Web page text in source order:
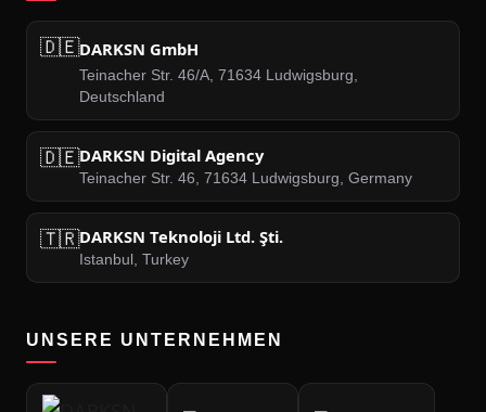
🇩🇪DARKSN GmbH
Teinacher Str. 46/A, 71634 Ludwigsburg,
Deutschland
🇩🇪DARKSN Digital Agency
Teinacher Str. 46, 71634 Ludwigsburg, Germany
🇹🇷DARKSN Teknoloji Ltd. Şti.
Istanbul, Turkey
UNSERE UNTERNEHMEN